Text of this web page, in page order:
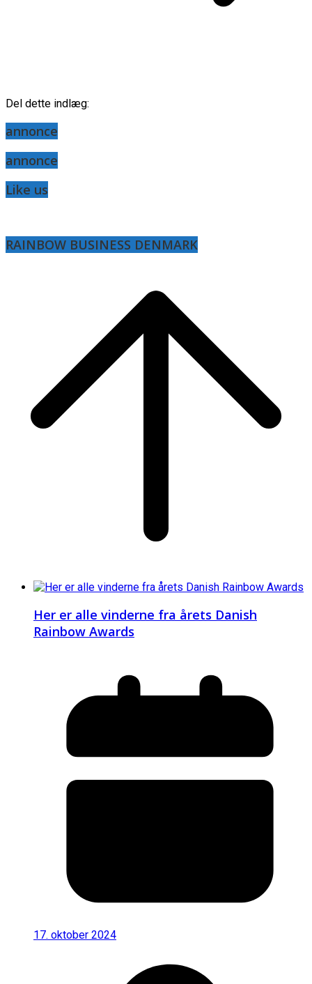
Del dette indlæg:
annonce
annonce
Like us
RAINBOW BUSINESS DENMARK
Her er alle vinderne fra årets Danish
Rainbow Awards
17. oktober 2024